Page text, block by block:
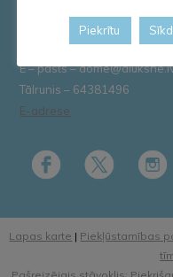
Konts: LV58 UNLA 0025
E – pasts –
Tālrunis – 64381496
E-adrese
Lapas karte | Piekļūstamības
Piekrītu